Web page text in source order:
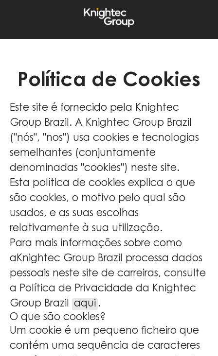
Política de Cookies
Este site é fornecido pela Knightec
Group Brazil. A Knightec Group Brazil
("nós", "nos") usa cookies e tecnologias
semelhantes (conjuntamente
denominadas "cookies") neste site.
Esta política de cookies explica o que
são cookies, o motivo pelo qual são
usados, e as suas escolhas
relativamente à sua utilização.
Para mais informações sobre como
aKnightec Group Brazil processa dados
pessoais neste site de carreiras, consulte
a Política de Privacidade da Knightec
Group Brazil aqui .
O que são cookies?
Um cookie é um pequeno ficheiro que
contém uma sequência de caracteres